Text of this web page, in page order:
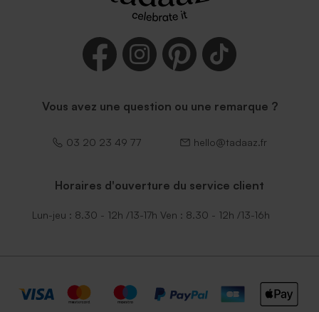
Vous avez une question ou une remarque ?
03 20 23 49 77 hello@tadaaz.fr
Horaires d'ouverture du service client
Lun-jeu : 8.30 - 12h /13-17h Ven : 8.30 - 12h /13-16h